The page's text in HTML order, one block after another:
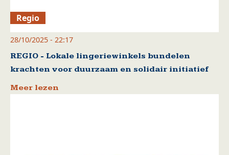
Regio
28/10/2025 - 22:17
REGIO - Lokale lingeriewinkels bundelen
krachten voor duurzaam en solidair initiatief
Meer lezen